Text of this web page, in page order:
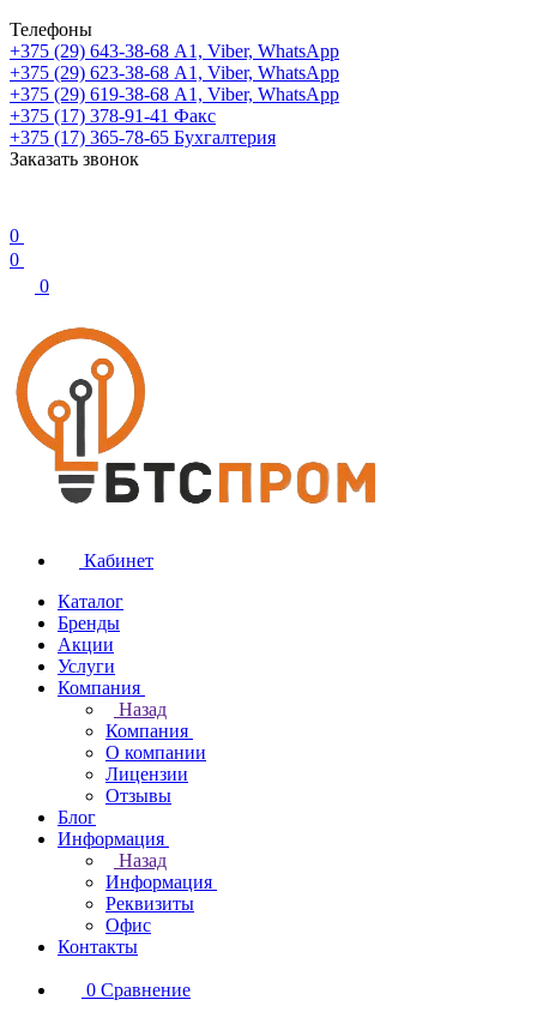
Телефоны
+375 (29) 643-38-68 А1, Viber, WhatsApp
+375 (29) 623-38-68 А1, Viber, WhatsApp
+375 (29) 619-38-68 А1, Viber, WhatsApp
+375 (17) 378-91-41 Факс
+375 (17) 365-78-65 Бухгалтерия
Заказать звонок
0
0
0
Кабинет
Каталог
Бренды
Акции
Услуги
Компания
Назад
Компания
О компании
Лицензии
Отзывы
Блог
Информация
Назад
Информация
Реквизиты
Офис
Контакты
0 Сравнение